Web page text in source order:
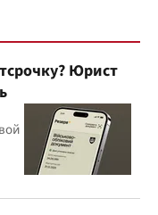
Юрист